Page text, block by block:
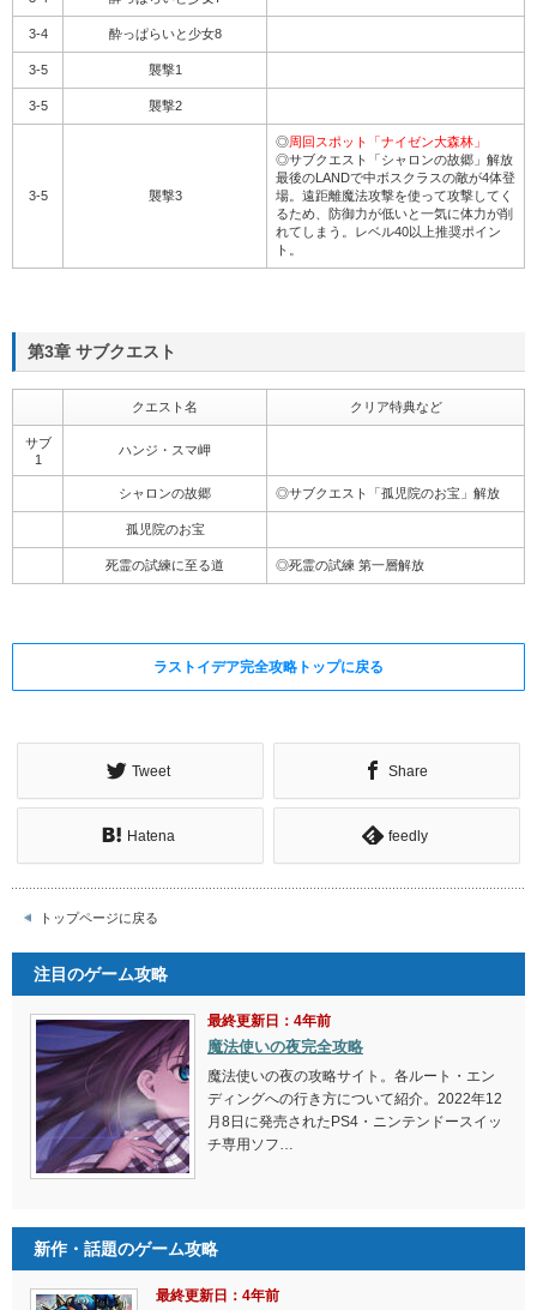
3-4 酔っぱらいと少女8
3-5 襲撃1
3-5 襲撃2
3-5 襲撃3
◎周回スポット「ナイゼン大森林」
◎サブクエスト「シャロンの故郷」解放
最後のLANDで中ボスクラスの敵が4体登
場。遠距離魔法攻撃を使って攻撃してく
るため、防御力が低いと一気に体力が削
れてしまう。レベル40以上推奨ポイン
ト。
第3章 サブクエスト
クエスト名 クリア特典など
サブ
1
ハンジ・スマ岬
シャロンの故郷 ◎サブクエスト「孤児院のお宝」解放
孤児院のお宝
死霊の試練に至る道 ◎死霊の試練 第一層解放
ラストイデア完全攻略トップに戻る
Tweet Share
Hatena feedly
トップページに戻る
注目のゲーム攻略
最終更新日：4年前
魔法使いの夜完全攻略
魔法使いの夜の攻略サイト。各ルート・エン
ディングへの行き方について紹介。2022年12
月8日に発売されたPS4・ニンテンドースイッ
チ専用ソフ…
新作・話題のゲーム攻略
最終更新日：4年前